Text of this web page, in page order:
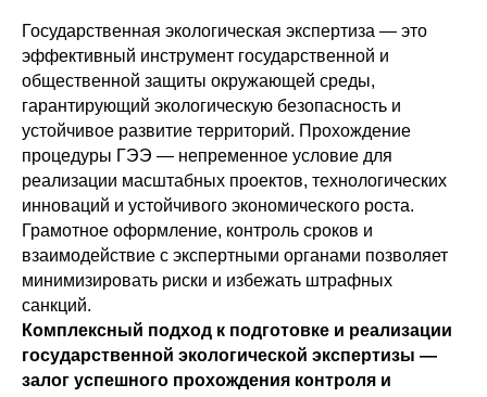
Государственная экологическая экспертиза — это
эффективный инструмент государственной и
общественной защиты окружающей среды,
гарантирующий экологическую безопасность и
устойчивое развитие территорий. Прохождение
процедуры ГЭЭ — непременное условие для
реализации масштабных проектов, технологических
инноваций и устойчивого экономического роста.
Грамотное оформление, контроль сроков и
взаимодействие с экспертными органами позволяет
минимизировать риски и избежать штрафных
санкций.
Комплексный подход к подготовке и реализации
государственной экологической экспертизы —
залог успешного прохождения контроля и